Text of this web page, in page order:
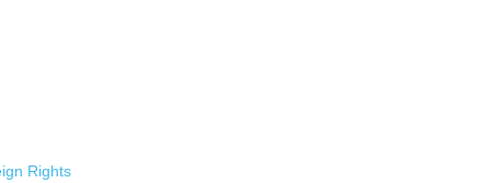
Rights